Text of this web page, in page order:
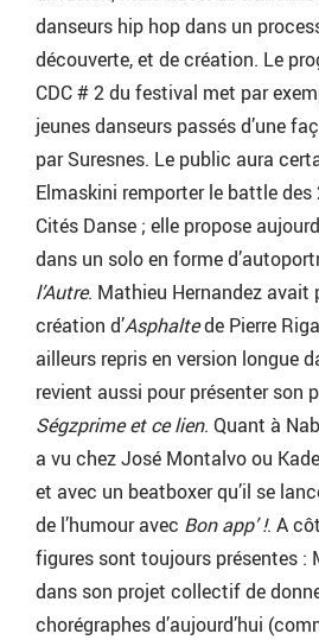
danseurs hip hop dans un
découverte, et de création. Le
CDC # 2 du festival met par
jeunes danseurs passés d’une
par Suresnes. Le public aura
Elmaskini remporter le battle des
Cités Danse ; elle propose
dans un solo en forme
l’Autre. Mathieu Hernandez avait
création d’Asphaltede Pierre
ailleurs repris en version longue
revient aussi pour présenter son
Ségzprime et ce lien. Quant à
a vu chez José Montalvo ou
et avec un beatboxer qu’il se
de l’humour avec Bon app’ !. A
figures sont toujours présentes :
dans son projet collectif de
chorégraphes d’aujourd’hui